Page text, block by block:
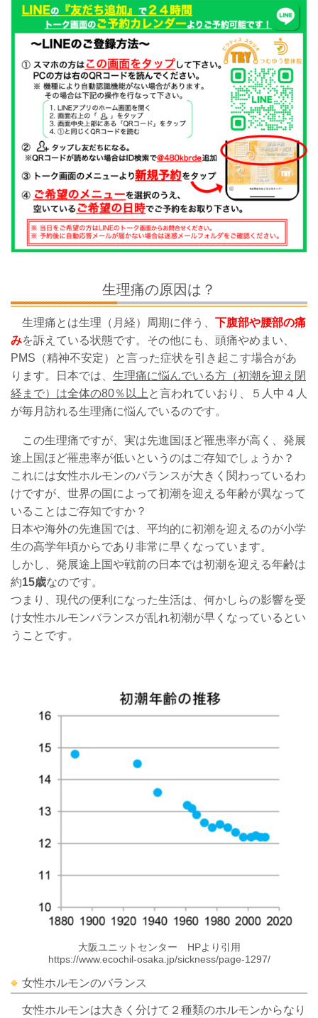
生理痛の原因は？
生理痛とは生理（月経）周期に伴う、
下腹部や腰部の痛
みを訴えている状態です。その他にも、頭痛やめまい、
PMS（精神不安定）と言った症状を引き起こす場合があ
ります。日本では、 生理痛に悩んでいる方（初潮を迎え閉
経まで）は全体の80％以上と言われていおり、５人中４人
が毎月訪れる生理痛に悩んでいるのです。
この生理痛ですが、実は先進国ほど罹患率が高く、発展
途上国ほど罹患率が低いというのはご存知でしょうか？
これには女性ホルモンのバランスが大きく関わっているわ
けですが、世界の国によって初潮を迎える年齢が異なって
いることはご存知ですか？
日本や海外の先進国では、平均的に初潮を迎えるのが小学
生の高学年頃からであり非常に早くなっています。
しかし、発展途上国や戦前の日本では初潮を迎える年齢は
約15歳なのです。
つまり、現代の便利になった生活は、何かしらの影響を受
け女性ホルモンバランスが乱れ初潮が早くなっているとい
うことです。
大阪ユニットセンター HPより引用
https://www.ecochil-osaka.jp/sickness/page-1297/
女性ホルモンのバランス
女性ホルモンは大きく分けて２種類のホルモンからなり